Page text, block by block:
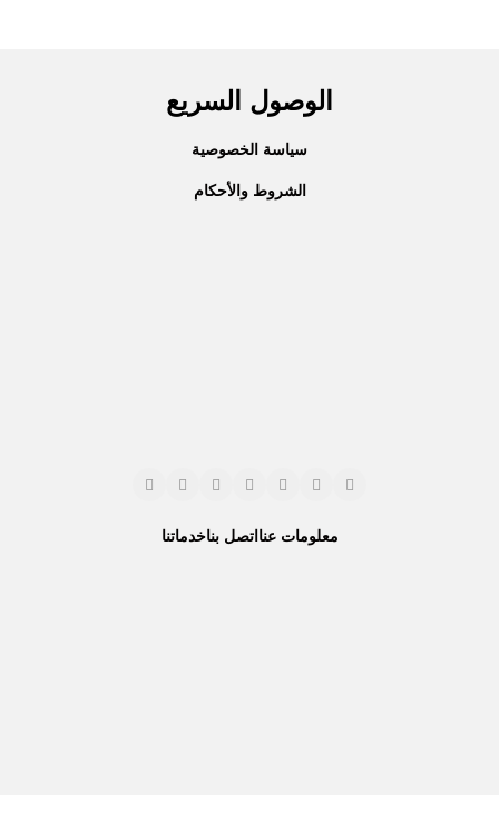
الوصول السريع
سياسة الخصوصية
الشروط والأحكام
معلومات عنا اتصل بناخدماتنا